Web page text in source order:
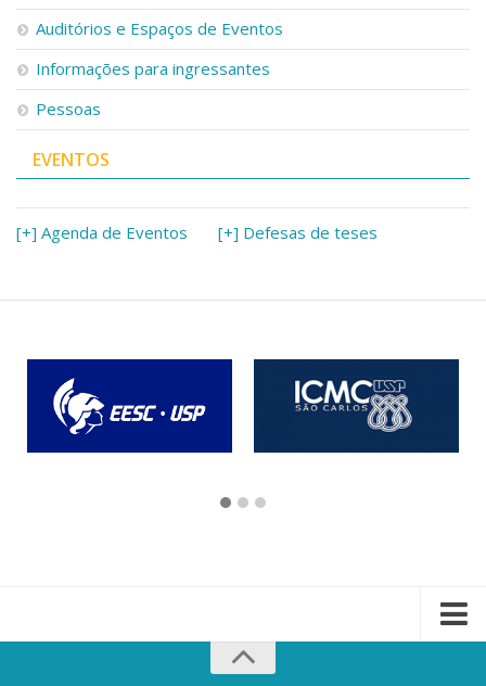
Auditórios e Espaços de Eventos
Informações para ingressantes
Pessoas
EVENTOS
[+] Agenda de Eventos [+] Defesas de teses